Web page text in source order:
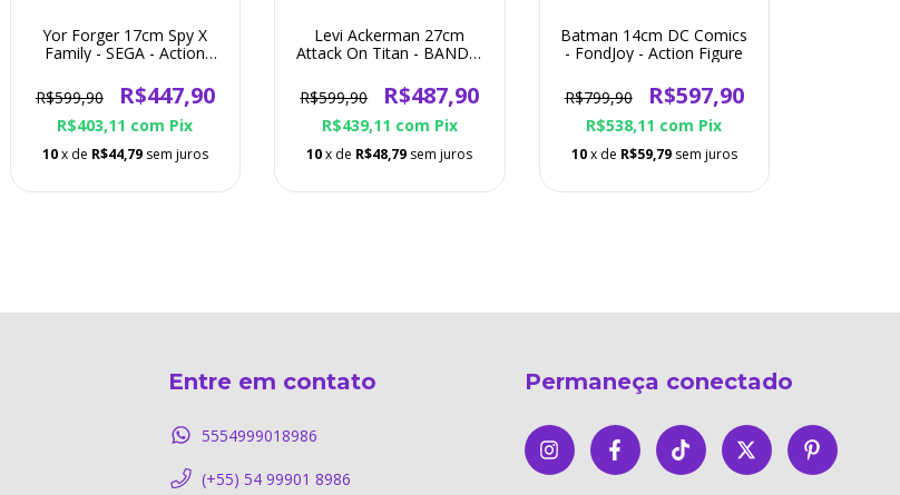
Yor Forger 17cm Spy X
Family - SEGA - Action
R$599,90
R$447,90
R$403,11 com Pix
10x de R$44,79 sem juros
Levi Ackerman 27cm
Attack On Titan - BANDAI
R$599,90
R$487,90
R$439,11 com Pix
10x de R$48,79 sem juros
Batman 14cm DC Comics
- FondJoy - Action Figure
R$799,90 R$597,90
R$538,11 com Pix
10x de R$59,79 sem juros
Entre em contato
5554999018986
(+55) 54 99901 8986
Permaneça conectado